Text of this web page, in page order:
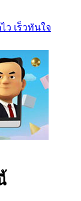
ว เร็วทันใจ